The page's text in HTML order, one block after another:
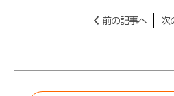
前の記事へ 次